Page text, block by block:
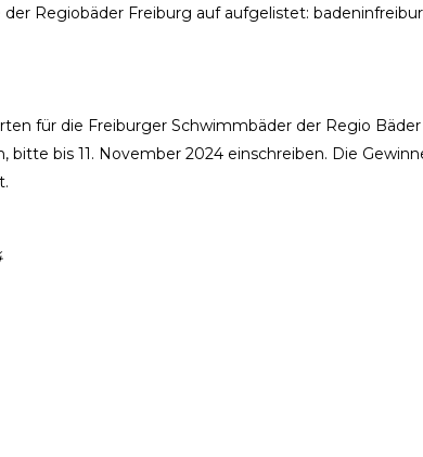
Regiobäder Freiburg auf aufgelistet:
für die Freiburger Schwimmbäder der Regio
bitte bis 11. November 2024 einschreiben. Die